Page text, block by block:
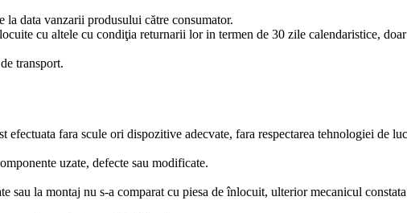
data vanzarii produsului către consumator.
cu altele cu condiţia returnarii lor in termen de 30 zile calendaristice, doar
transport.
fara scule ori dispozitive adecvate, fara respectarea tehnologiei de
uzate, defecte sau modificate.
sau la montaj nu s-a comparat cu piesa de înlocuit, ulterior mecanicul